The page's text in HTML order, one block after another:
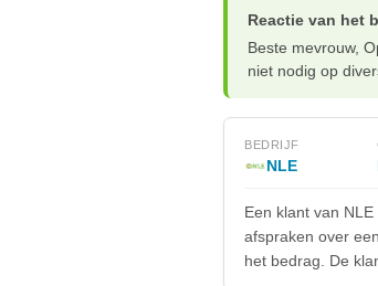
Reactie van het
Beste mevrouw,
niet nodig op
BEDRIJF
NLE
Een klant van
afspraken over
het bedrag. De